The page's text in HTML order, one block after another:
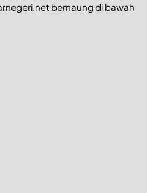
bernaung di bawah